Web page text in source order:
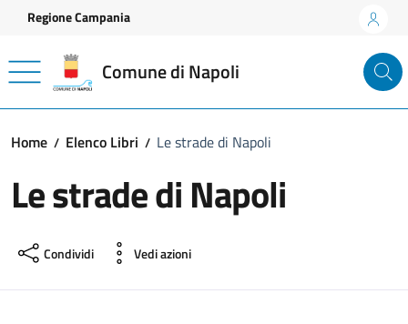
Vai ai contenuti
Vai al footer
Regione Campania
Comune di Napoli
Home Elenco Libri Le strade di Napoli
Le strade di Napoli
Condividi Vedi azioni